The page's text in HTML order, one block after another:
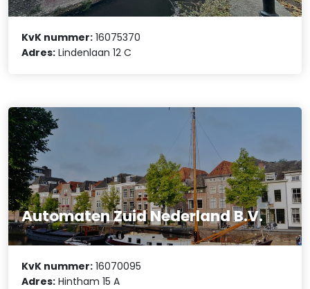
KvK nummer: 16075370
Adres: Lindenlaan 12 C
Automaten Zuid Nederland B.V.
KvK nummer: 16070095
Adres: Hintham 15 A